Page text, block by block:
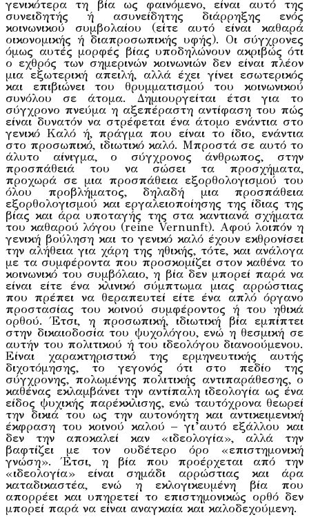
γενικότερα τη βία ως φαινόμενο, είναι αυτό της
συνειδητής ή ασυνείδητης διάρρηξης ενός
κοινωνικού συμβολαίου (είτε αυτό είναι καθαρά
οικονομικής ή διαπροσωπικής υφής). Οι σύγχρονες
όμως αυτές μορφές βίας υποδηλώνουν ακριβώς ότι
ο εχθρός των σημερινών κοινωνιών δεν είναι πλέον
μια εξωτερική απειλή, αλλά έχει γίνει εσωτερικός
και επιβιώνει του θρυμματισμού του κοινωνικού
συνόλου σε άτομα. Δημιουργείται έτσι για το
σύγχρονο πνεύμα η αξεπέραστη αντίφαση του πώς
είναι δυνατόν να στρέφεται ένα άτομο ενάντια στο
γενικό Καλό ή, πράγμα που είναι το ίδιο, ενάντια
στο προσωπικό, ιδιωτικό καλό. Μπροστά σε αυτό το
άλυτο αίνιγμα, ο σύγχρονος άνθρωπος, στην
προσπάθειά του να σώσει τα προσχήματα,
προχωρά σε μια προσπάθεια εξορθολογισμού του
όλου προβλήματος, δηλαδή μια προσπάθεια
εξορθολογισμού και εργαλειοποίησης της ίδιας της
βίας και άρα υποταγής της στα καντιανά σχήματα
του καθαρού λόγου (reine Vernunft). Αφού λοιπόν η
γενική βούληση και το γενικό καλό έχουν εκθρονίσει
την αλήθεια για χάρη της ηθικής, τότε, και ανάλογα
με τα συμφέροντα που προσκομίζει στον καθένα το
κοινωνικό του συμβόλαιο, η βία δεν μπορεί παρά να
είναι είτε ένα κλινικό σύμπτωμα μιας αρρώστιας
που πρέπει να θεραπευτεί είτε ένα απλό όργανο
προστασίας του κοινού συμφέροντος ή του ηθικά
ορθού. Έτσι, η προσωπική, ιδιωτική βία εμπίπτει
στην δικαιοδοσία του ψυχολόγου, ενώ η θεσμική σε
αυτήν του πολιτικού ή του ιδεολόγου διανοούμενου.
Είναι χαρακτηριστικό της ερμηνευτικής αυτής
διχοτόμησης, το γεγονός ότι στο πεδίο της
σύγχρονης, πολωμένης πολιτικής αντιπαράθεσης, ο
καθένας εκλαμβάνει την αντίπαλη ιδεολογία ως ένα
είδος ψυχικής παρέκκλισης, ενώ ταυτόχρονα θεωρεί
την δικιά του ως την αυτονόητη και αντικειμενική
έκφραση του κοινού καλού – γι’αυτό εξάλλου και
δεν την αποκαλεί καν «ιδεολογία», αλλά την
βαφτίζει με τον ουδέτερο όρο «επιστημονική
γνώση». Έτσι, η βία που προέρχεται από την
«ιδεολογία» είναι σημάδι αρρώστιας και άρα
καταδικαστέα, ενώ η εκλογικευμένη βία που
απορρέει και υπηρετεί το επιστημονικώς ορθό δεν
μπορεί παρά να είναι αναγκαία και καλοδεχούμενη.